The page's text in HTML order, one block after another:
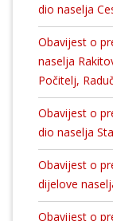
dio naselja
Obavijest o
naselja
Počitelj,
Obavijest o
dio naselja
Obavijest o
dijelove
Obavijest o